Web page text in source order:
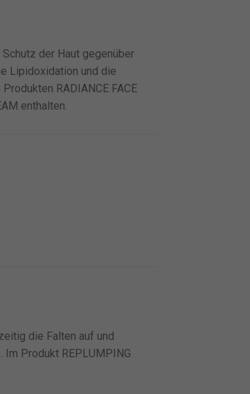
Schutz der Haut gegenüber
Lipidoxidation und die
RADIANCE FACE
enthalten.
die Falten auf und
Produkt REPLUMPING